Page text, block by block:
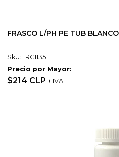
FRASCO L/PH PE TUB
SkU:FRC1135
Precio por Mayor:
$214 CLP + IVA